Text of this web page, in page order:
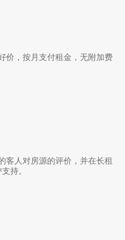
价，按月支付租金，无附加费
客人对房源的评价，并在长租
持。